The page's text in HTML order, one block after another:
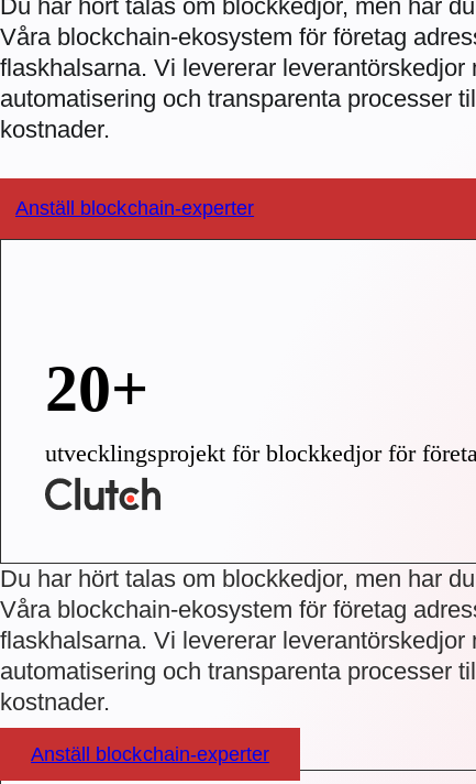
Du har hört talas om blockkedjor, men har
Våra blockchain-ekosystem för företag
flaskhalsarna. Vi levererar leverantörskedjor
automatisering och transparenta processer
kostnader.
Anställ blockchain-experter
20+
utvecklingsprojekt för blockkedjor för
Du har hört talas om blockkedjor, men har
Våra blockchain-ekosystem för företag
flaskhalsarna. Vi levererar leverantörskedjor
automatisering och transparenta processer
kostnader.
Anställ blockchain-experter